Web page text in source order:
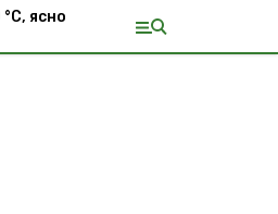
°С, ясно